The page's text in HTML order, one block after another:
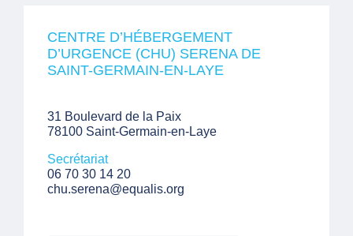
CENTRE D’HÉBERGEMENT
D’URGENCE (CHU) SERENA DE
SAINT-GERMAIN-EN-LAYE
31 Boulevard de la Paix
78100 Saint-Germain-en-Laye
Secrétariat
06 70 30 14 20
chu.serena@equalis.org